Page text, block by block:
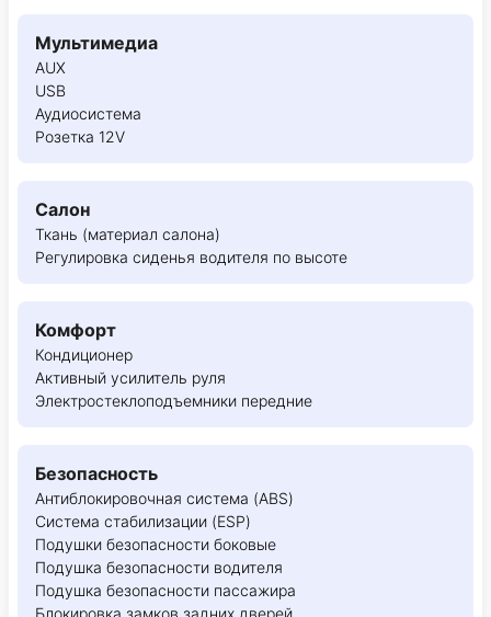
Мультимедиа
AUX
USB
Аудиосистема
Розетка 12V
Салон
Ткань (материал салона)
Регулировка сиденья водителя по высоте
Комфорт
Кондиционер
Активный усилитель руля
Электростеклоподъемники передние
Безопасность
Антиблокировочная система (ABS)
Система стабилизации (ESP)
Подушки безопасности боковые
Подушка безопасности водителя
Подушка безопасности пассажира